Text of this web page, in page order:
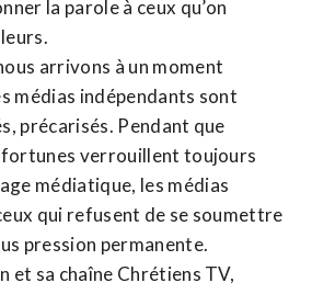
la parole à ceux qu’on
arrivons à un moment
médias indépendants sont
précarisés. Pendant que
fortunes verrouillent toujours
médiatique, les médias
qui refusent de se soumettre
pression permanente.
et sa chaîne Chrétiens TV,